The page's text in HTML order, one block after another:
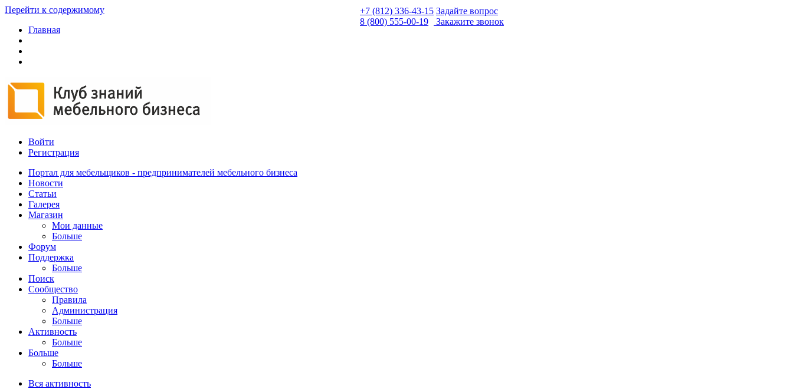
Перейти к содержимому
Главная
+7 (812) 336-43-15
8 (800) 555-00-19
Задайте вопрос
Закажите звонок
Войти
Регистрация
Портал для мебельщиков - предпринимателей мебельного бизнеса
Новости
Статьи
Галерея
Магазин
Мои данные
Больше
Форум
Поддержка
Больше
Поиск
Сообщество
Правила
Администрация
Больше
Активность
Больше
Больше
Больше
Вся активность